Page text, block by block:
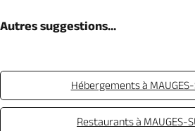
Autres suggestions...
Hébergements à MAUGES-
Restaurants à MAUGES-